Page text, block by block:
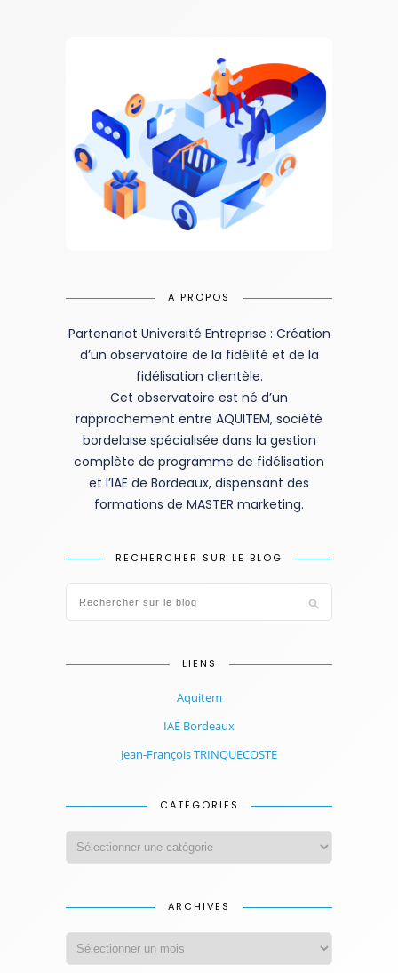
A PROPOS
Partenariat Université Entreprise : Création
d’un observatoire de la fidélité et de la
fidélisation clientèle.
Cet observatoire est né d’un
rapprochement entre AQUITEM, société
bordelaise spécialisée dans la gestion
complète de programme de fidélisation
et l’IAE de Bordeaux, dispensant des
formations de MASTER marketing.
RECHERCHER SUR LE BLOG
LIENS
Aquitem
IAE Bordeaux
Jean-François TRINQUECOSTE
CATÉGORIES
ARCHIVES